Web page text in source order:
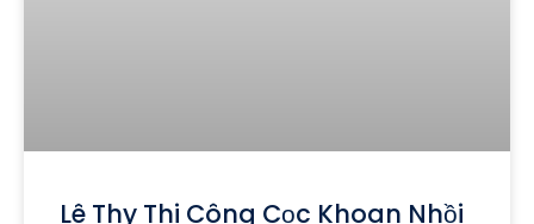
Lê Thy Thi Công Cọc Khoan Nhồi